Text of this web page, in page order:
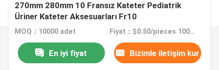
270mm 280mm 10 Fransız Kateter Pediatrik
Üriner Kateter Aksesuarları Fr10
MOQ：10000 adet Fiyat：$0.50/pieces 10000-49999 pieces
En iyi fiyat Bizimle iletişim kur